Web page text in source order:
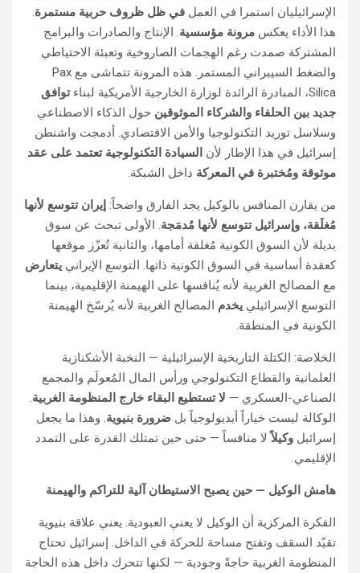
الإسرائيليان استمرا في العمل في ظل ظروف حربية مستمرة.
هذا الأداء يعكس مرونة مؤسسية. الإنتاج والصادرات والبرامج
المشتركة صمدت رغم الهجمات الصاروخية وتعبئة الاحتياطي
والضغط السيبراني المستمر. هذه المرونة تتماشى مع Pax
Silica، المبادرة الرائدة لوزارة الخارجية الأمريكية لبناء
توافق
جديد بين الحلفاء والشركاء الموثوقين حول الذكاء الاصطناعي
وسلاسل توريد التكنولوجيا والأمن الاقتصادي. أدمجت واشنطن
إسرائيل في هذا الإطار لأن السيادة التكنولوجية تعتمد على عقد
موثوقة ومُختبرة في المعركة داخل الشبكة.
من يقارن المنافس بالوكيل يجد الفارق واضحاً: إيران تتوسع لأنها
مُغلَقة، وإسرائيل تتوسع لأنها مُدمَجة. الأولى تبحث عن سوق
بديلة لأن السوق الكونية مُغلقة أمامها، والثانية تُعزّز موقعها
كعقدة أساسية في السوق الكونية ذاتها. التوسع الإيراني يتعارض
مع المصالح الغربية لأنه يُنافسها على الهيمنة الإقليمية، بينما
التوسع الإسرائيلي يخدم المصالح الغربية لأنه يُرسّخ الهيمنة
الكونية في المنطقة.
الخلاصة: الكتلة التاريخية الإسرائيلية — النخبة الأشكنازية
العلمانية والقطاع التكنولوجي ورأس المال المُعولَم والمجمع
الصناعي-العسكري — لا تستطيع البقاء خارج المنظومة الغربية.
الوكالة ليست خياراً أيديولوجياً بل ضرورة بنيوية. وهذا ما يجعل
إسرائيل وكيلاًلا منافساً — حتى حين تمتلك القدرة على التمدد
الإقليمي.
هامش الوكيل — حين يصبح الاستيطان آلية للتراكم والهيمنة
الفكرة المركزية أن الوكيل لا يعني العبودية. يعني علاقة بنيوية
تقيّد السقف وتفتح مساحة للحركة في الداخل. إسرائيل تحتاج
المنظومة الغربية حاجةً وجودية — لكنها تتحرك داخل هذه الحاجة